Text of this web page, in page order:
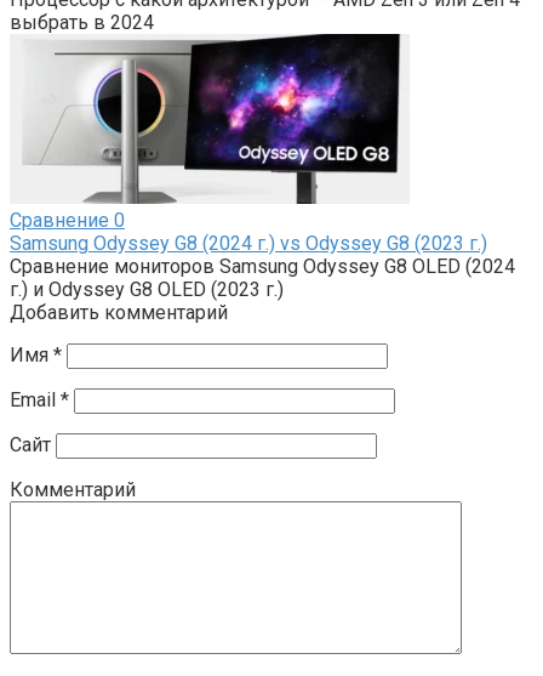
выбрать в 2024
Сравнение 0
Samsung Odyssey G8 (2024 г.) vs Odyssey G8 (2023 г.)
Сравнение мониторов Samsung Odyssey G8 OLED (2024
г.) и Odyssey G8 OLED (2023 г.)
Добавить комментарий
Имя *
Email *
Сайт
Комментарий